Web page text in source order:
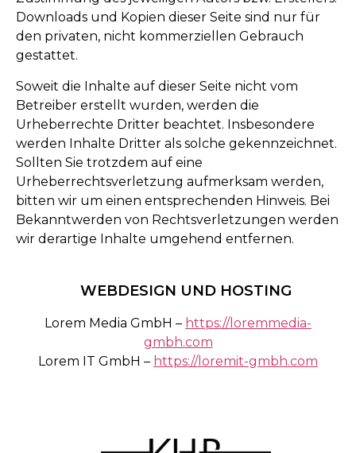
Downloads und Kopien dieser Seite sind nur für
den privaten, nicht kommerziellen Gebrauch
gestattet.
Soweit die Inhalte auf dieser Seite nicht vom
Betreiber erstellt wurden, werden die
Urheberrechte Dritter beachtet. Insbesondere
werden Inhalte Dritter als solche gekennzeichnet.
Sollten Sie trotzdem auf eine
Urheberrechtsverletzung aufmerksam werden,
bitten wir um einen entsprechenden Hinweis. Bei
Bekanntwerden von Rechtsverletzungen werden
wir derartige Inhalte umgehend entfernen.
WEBDESIGN UND HOSTING
Lorem Media GmbH – https://loremmedia-
gmbh.com
Lorem IT GmbH – https://loremit-gmbh.com